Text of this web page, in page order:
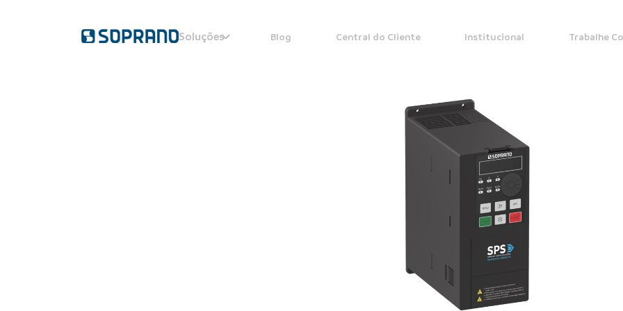
Soluções Blog Central do Cliente Institucional Trabalhe